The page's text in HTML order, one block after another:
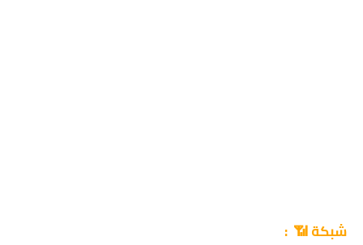
شبكة 📶 :